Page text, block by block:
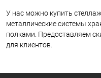
У нас можно купить
металлические системы
полками. Предоставляем
для клиентов.